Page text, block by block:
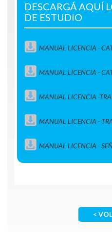
DESCARGÁ AQUÍ
DE ESTUDIO
MANUAL LICENCIA -
MANUAL LICENCIA -
MANUAL LICENCIA -
MANUAL LICENCIA -
MANUAL LICENCIA -
<